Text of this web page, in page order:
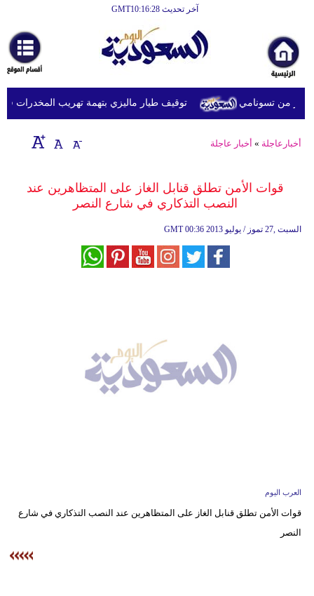
آخر تحديث GMT10:16:28
أخبارعاجلة
رياضة
ثقافة
إقتصاد
وموسيقى
علوم
بيئة
توقيف طيار ماليزي بتهمة تهريب المخدرات في
أخبارعاجلة » أخبار عاجلة
قوات الأمن تطلق قنابل الغاز على المتظاهرين عند
النصب التذكاري في شارع النصر
GMT 00:36 2013 السبت ,27 تموز / يوليو
العرب اليوم
قوات الأمن تطلق قنابل الغاز على المتظاهرين عند النصب التذكاري في شارع
النصر